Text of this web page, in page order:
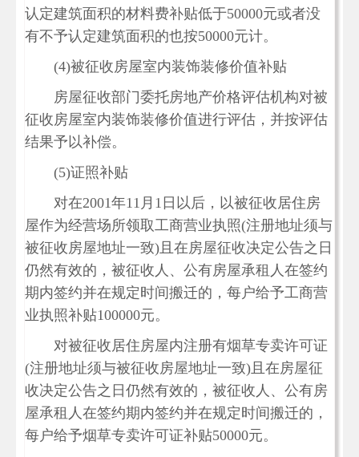
认定建筑面积的材料费补贴低于50000元或者没
有不予认定建筑面积的也按50000元计。
(4)被征收房屋室内装饰装修价值补贴
房屋征收部门委托房地产价格评估机构对被
征收房屋室内装饰装修价值进行评估，并按评估
结果予以补偿。
(5)证照补贴
对在2001年11月1日以后，以被征收居住房
屋作为经营场所领取工商营业执照(注册地址须与
被征收房屋地址一致)且在房屋征收决定公告之日
仍然有效的，被征收人、公有房屋承租人在签约
期内签约并在规定时间搬迁的，每户给予工商营
业执照补贴100000元。
对被征收居住房屋内注册有烟草专卖许可证
(注册地址须与被征收房屋地址一致)且在房屋征
收决定公告之日仍然有效的，被征收人、公有房
屋承租人在签约期内签约并在规定时间搬迁的，
每户给予烟草专卖许可证补贴50000元。